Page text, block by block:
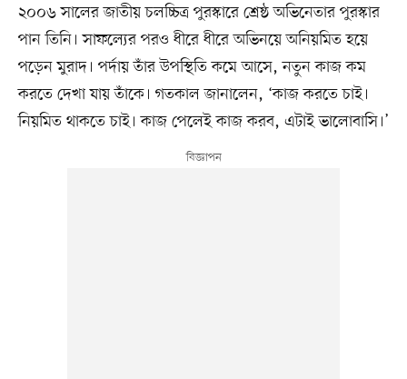
২০০৬ সালের জাতীয় চলচ্চিত্র পুরস্কারে শ্রেষ্ঠ অভিনেতার পুরস্কার
পান তিনি। সাফল্যের পরও ধীরে ধীরে অভিনয়ে অনিয়মিত হয়ে
পড়েন মুরাদ। পর্দায় তাঁর উপস্থিতি কমে আসে, নতুন কাজ কম
করতে দেখা যায় তাঁকে। গতকাল জানালেন, ‘কাজ করতে চাই।
নিয়মিত থাকতে চাই। কাজ পেলেই কাজ করব, এটাই ভালোবাসি।’